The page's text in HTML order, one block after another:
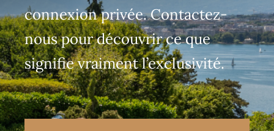
connexion privée. Contactez-
nous pour découvrir ce que
signifie vraiment l’exclusivité.